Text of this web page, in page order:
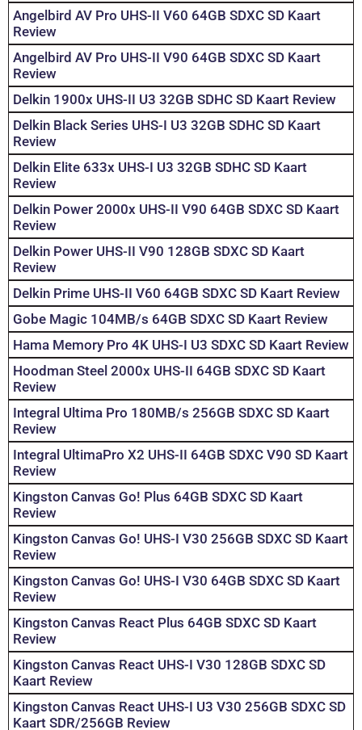
Angelbird AV Pro UHS-II V60 64GB SDXC SD Kaart
Review
Angelbird AV Pro UHS-II V90 64GB SDXC SD Kaart
Review
Delkin 1900x UHS-II U3 32GB SDHC SD Kaart Review
Delkin Black Series UHS-I U3 32GB SDHC SD Kaart
Review
Delkin Elite 633x UHS-I U3 32GB SDHC SD Kaart
Review
Delkin Power 2000x UHS-II V90 64GB SDXC SD Kaart
Review
Delkin Power UHS-II V90 128GB SDXC SD Kaart
Review
Delkin Prime UHS-II V60 64GB SDXC SD Kaart Review
Gobe Magic 104MB/s 64GB SDXC SD Kaart Review
Hama Memory Pro 4K UHS-I U3 SDXC SD Kaart Review
Hoodman Steel 2000x UHS-II 64GB SDXC SD Kaart
Review
Integral Ultima Pro 180MB/s 256GB SDXC SD Kaart
Review
Integral UltimaPro X2 UHS-II 64GB SDXC V90 SD Kaart
Review
Kingston Canvas Go! Plus 64GB SDXC SD Kaart
Review
Kingston Canvas Go! UHS-I V30 256GB SDXC SD Kaart
Review
Kingston Canvas Go! UHS-I V30 64GB SDXC SD Kaart
Review
Kingston Canvas React Plus 64GB SDXC SD Kaart
Review
Kingston Canvas React UHS-I V30 128GB SDXC SD
Kaart Review
Kingston Canvas React UHS-I U3 V30 256GB SDXC SD
Kaart SDR/256GB Review